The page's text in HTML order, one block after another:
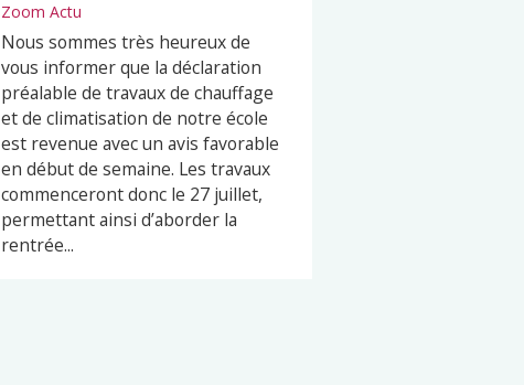
Zoom Actu
Nous sommes très heureux de
vous informer que la déclaration
préalable de travaux de chauffage
et de climatisation de notre école
est revenue avec un avis favorable
en début de semaine. Les travaux
commenceront donc le 27 juillet,
permettant ainsi d’aborder la
rentrée...